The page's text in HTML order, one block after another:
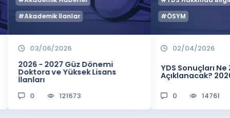
#Akademik İlanlar
03/06/2026
2026 - 2027 Güz Dönemi
Doktora ve Yüksek Lisans
İlanları
0 121673
#ÖSYM
02/04/2026
YDS Sonuçları
Açıklanacak?
0 14761